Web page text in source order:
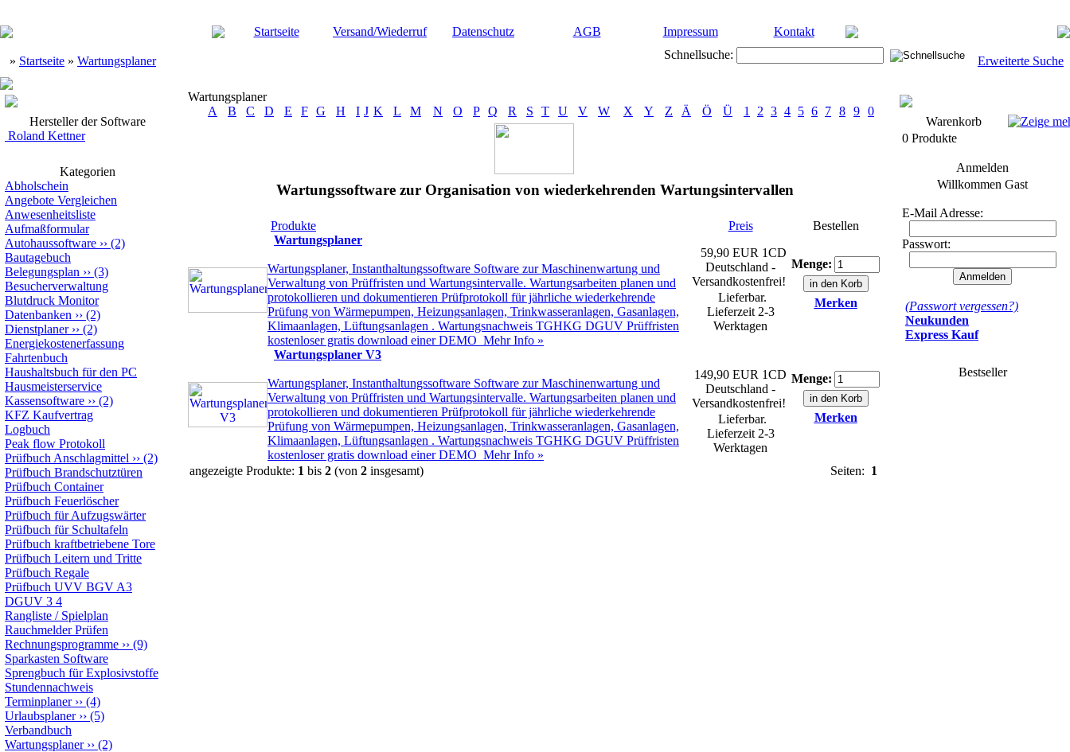
Startseite Versand/Wiederruf Datenschutz AGB Impressum Kontakt
» Startseite » Wartungsplaner Schnellsuche: Erweiterte Suche
Hersteller der Software
Roland Kettner
Kategorien
Abholschein
Angebote Vergleichen
Anwesenheitsliste
Aufmaßformular
Autohaussoftware ›› (2)
Bautagebuch
Belegungsplan ›› (3)
Besucherverwaltung
Blutdruck Monitor
Datenbanken ›› (2)
Dienstplaner›› (2)
Energiekostenerfassung
Fahrtenbuch
Haushaltsbuch für den PC
Hausmeisterservice
Kassensoftware ›› (2)
KFZ Kaufvertrag
Logbuch
Peak flow Protokoll
Prüfbuch Anschlagmittel ›› (2)
Prüfbuch Brandschutztüren
Prüfbuch Container
Prüfbuch Feuerlöscher
Prüfbuch für Aufzugswärter
Prüfbuch für Schultafeln
Prüfbuch kraftbetriebene Tore
Prüfbuch Leitern und Tritte
Prüfbuch Regale
Prüfbuch UVV BGV A3
DGUV 3 4
Rangliste / Spielplan
Rauchmelder Prüfen
Rechnungsprogramme ›› (9)
Sparkasten Software
Sprengbuch für Explosivstoffe
Stundennachweis
Terminplaner›› (4)
Urlaubsplaner›› (5)
Verbandbuch
Wartungsplaner›› (2)
Wartungsplaner
A
B C D E F G H I J K L M N O P Q R S T U V W X Y Z Ä Ö Ü 1 2 3 4 5 6 7 8 9 0
Wartungssoftware zur Organisation von wiederkehrenden Wartungsintervallen
Produkte Preis
Bestellen
Wartungsplaner
Wartungsplaner, Instanthaltungssoftware Software zur Maschinenwartung und
Verwaltung von Prüffristen und Wartungsintervalle. Wartungsarbeiten planen und
protokollieren und dokumentieren Prüfprotokoll für jährliche wiederkehrende
Prüfung von Wärmepumpen, Heizungsanlagen, Trinkwasseranlagen, Gasanlagen,
Klimaanlagen, Lüftungsanlagen . Wartungsnachweis TGHKG DGUV Prüffristen
kostenloser gratis download einer DEMO Mehr Info »
59,90 EUR 1CD
Deutschland -
Versandkostenfrei!
Lieferbar.
Lieferzeit 2-3
Werktagen
Menge:
Merken
Wartungsplaner V3
Wartungsplaner, Instanthaltungssoftware Software zur Maschinenwartung und
Verwaltung von Prüffristen und Wartungsintervalle. Wartungsarbeiten planen und
protokollieren und dokumentieren Prüfprotokoll für jährliche wiederkehrende
Prüfung von Wärmepumpen, Heizungsanlagen, Trinkwasseranlagen, Gasanlagen,
Klimaanlagen, Lüftungsanlagen . Wartungsnachweis TGHKG DGUV Prüffristen
kostenloser gratis download einer DEMO Mehr Info »
149,90 EUR 1CD
Deutschland -
Versandkostenfrei!
Lieferbar.
Lieferzeit 2-3
Werktagen
Menge:
Merken
angezeigte Produkte: 1 bis 2 (von 2 insgesamt) Seiten: 1
Warenkorb
0 Produkte
Anmelden
Willkommen Gast
E-Mail Adresse:
Passwort:
(Passwort vergessen?)
Neukunden
Express Kauf
Bestseller